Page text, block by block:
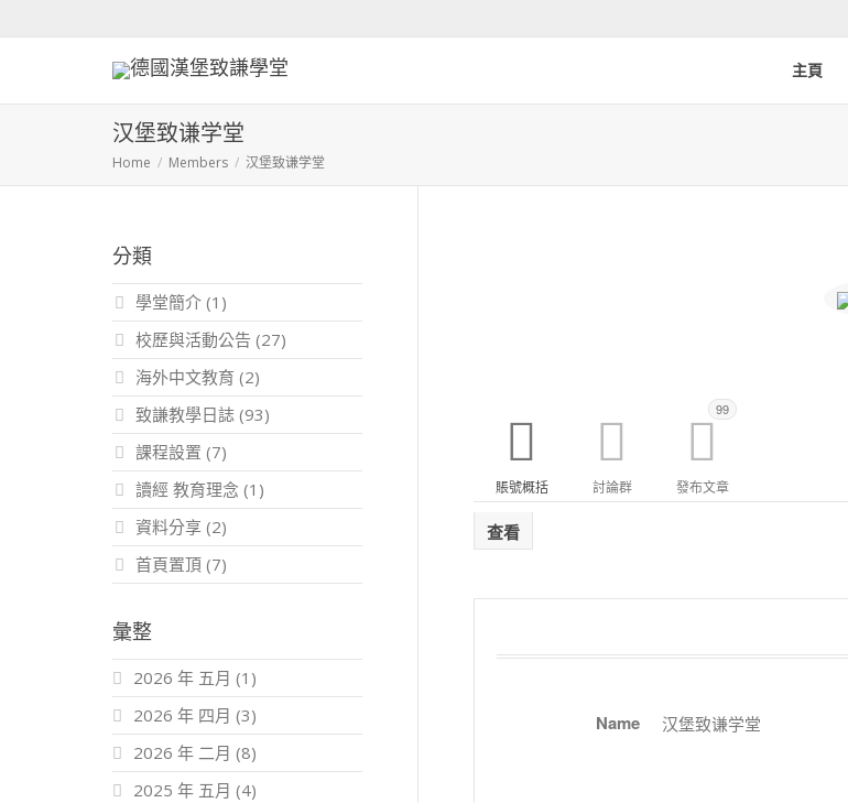
主頁
汉堡致谦学堂
Home Members 汉堡致谦学堂
賬號概括 討論群 發布文章
99
查看
Name 汉堡致谦学堂
分類
學堂簡介 (1)
校歷與活動公告 (27)
海外中文教育 (2)
致謙教學日誌 (93)
課程設置 (7)
讀經 教育理念 (1)
資料分享 (2)
首頁置頂 (7)
彙整
2026 年 五月 (1)
2026 年 四月 (3)
2026 年 二月 (8)
2025 年 五月 (4)